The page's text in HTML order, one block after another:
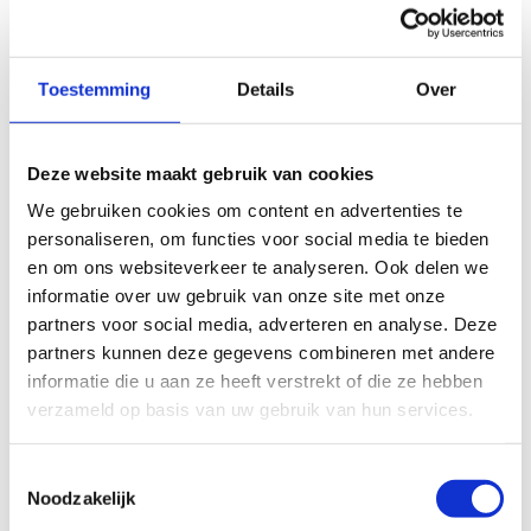
Toestemming Details Over
Deze website maakt gebruik van cookies
We gebruiken cookies om content en advertenties te
personaliseren, om functies voor social media te bieden
en om ons websiteverkeer te analyseren. Ook delen we
informatie over uw gebruik van onze site met onze
partners voor social media, adverteren en analyse. Deze
partners kunnen deze gegevens combineren met andere
informatie die u aan ze heeft verstrekt of die ze hebben
verzameld op basis van uw gebruik van hun services.
Noodzakelijk
heel Vlaanderen op sleeptouw en inspireren ze talloze
Vlaams
“De nieuwe krachtzaal is een grote meerwaarde in mijn
zegtgewichthefster Nina Sterckx. “In de zaal worden de
toestellen die we al goed kennen gecombineerd met
nieuwe toestellen, matten, bars en gewichten, en alles
werkt perfect. We kunnen er ook met veel meer mensen
van de club samen trainen, wat zeker motiverend werkt.
Daarnaast is het ook erg fijn dat we nu samen kunnen
trainen met collega-topsporters uit andere sporttakken die
hun krachttraining komen doen.”
De vernieuwing kadert in de optimalisatie van alle
sporttakoverschrijdende ruimtes in Sport Vlaanderen Gent
in functie van de voorbereiding voor de Olympische
Spelen in Parijs. Naast de krachtzaal worden ook de